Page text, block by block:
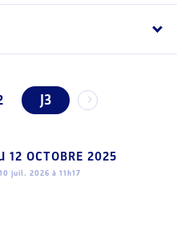
J3
12 OCTOBRE 2025
10 juil. 2026 à 11h17